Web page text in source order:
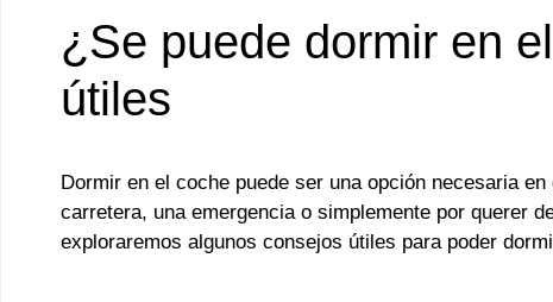
¿Se puede dormir en
útiles
Dormir en el coche puede ser una opción necesaria
carretera, una emergencia o simplemente por querer
exploraremos algunos consejos útiles para poder